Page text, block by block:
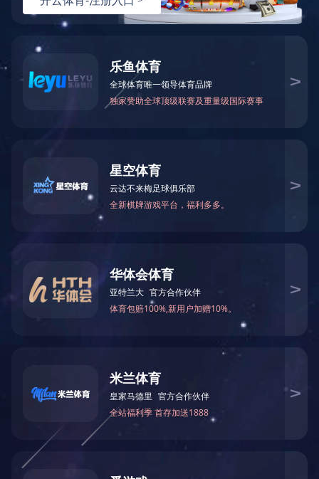
2012年7月被中共湖南省委宣传部评
2020-03-17 16:45:33